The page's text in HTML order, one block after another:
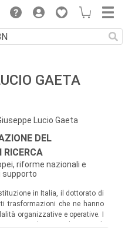
GAETA
Lucio Gaeta
DEL
RICERCA
riforme nazionali e
supporto
in Italia, il dottorato di
trasformazioni che ne hanno
organizzative e operative. I